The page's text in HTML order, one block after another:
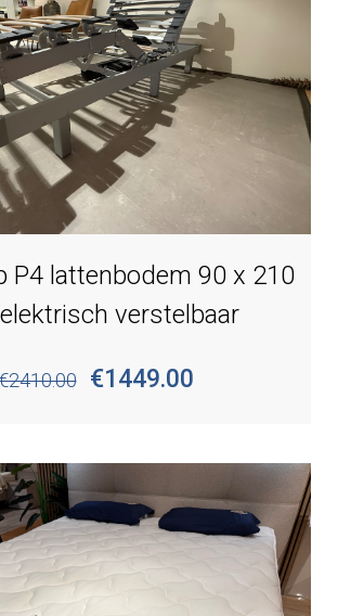
P4 lattenbodem 90 x 210
verstelbaar
€1449.00